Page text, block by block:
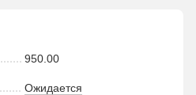
950.00
Ожидается